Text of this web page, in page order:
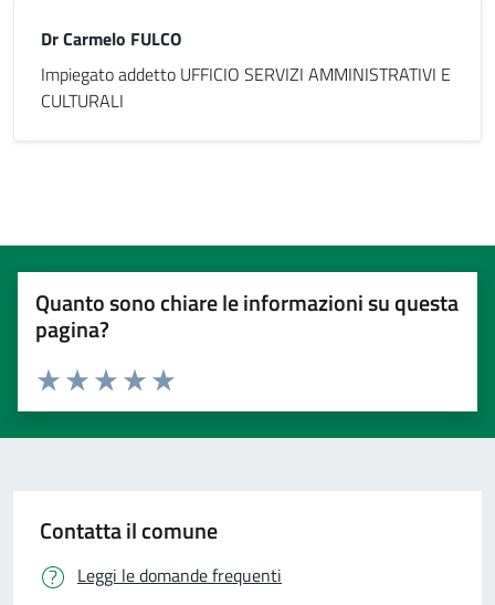
Dr Carmelo FULCO
Impiegato addetto UFFICIO SERVIZI AMMINISTRATIVI E
CULTURALI
Quanto sono chiare le informazioni su questa
pagina?
Valuta 5 stelle su 5
Valuta 4 stelle su 5
Valuta 3 stelle su 5
Valuta 2 stelle su 5
Valuta 1 stelle su 5
Contatta il comune
Leggi le domande frequenti